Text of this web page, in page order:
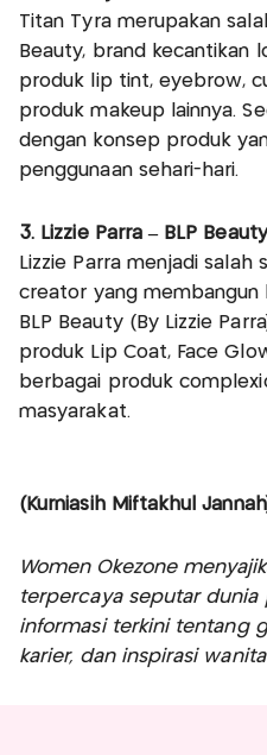
Titan Tyra merupakan
Beauty, brand kecantikan
produk lip tint, eyebrow,
produk makeup lainnya.
dengan konsep produk
penggunaan sehari-hari.
3. Lizzie Parra – BLP Beauty
Lizzie Parra menjadi
creator yang membangun
BLP Beauty (By Lizzie
produk Lip Coat, Face
berbagai produk
masyarakat.
(Kurniasih Miftakhul
Women Okezone
terpercaya seputar dunia
informasi terkini tentang
karier, dan inspirasi